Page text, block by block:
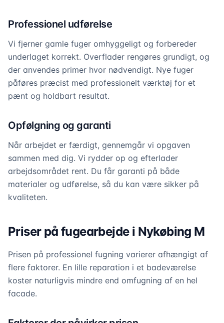
Professionel udførelse
Vi fjerner gamle fuger omhyggeligt og forbereder
underlaget korrekt. Overflader rengøres grundigt, og
der anvendes primer hvor nødvendigt. Nye fuger
påføres præcist med professionelt værktøj for et
pænt og holdbart resultat.
Opfølgning og garanti
Når arbejdet er færdigt, gennemgår vi opgaven
sammen med dig. Vi rydder op og efterlader
arbejdsområdet rent. Du får garanti på både
materialer og udførelse, så du kan være sikker på
kvaliteten.
Priser på fugearbejde i Nykøbing M
Prisen på professionel fugning varierer afhængigt af
flere faktorer. En lille reparation i et badeværelse
koster naturligvis mindre end omfugning af en hel
facade.